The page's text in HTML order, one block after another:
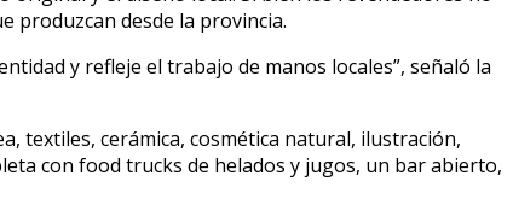
produzcan desde la provincia.
y refleje el trabajo de manos locales”, señaló la
textiles, cerámica, cosmética natural, ilustración,
con food trucks de helados y jugos, un bar abierto,